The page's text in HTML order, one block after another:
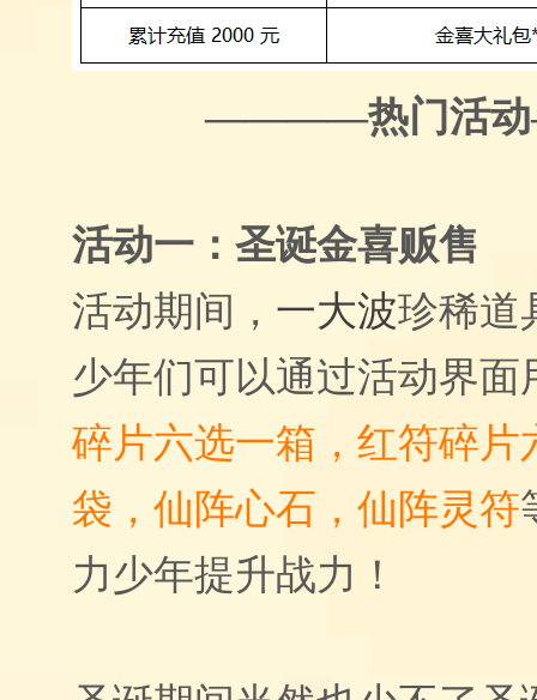
————热门活
活动一： 圣诞金喜贩售
活动期间， 一大波珍稀道
少年们可以通过活动界面
碎片六选一箱，红符碎片
袋，仙阵心石，仙阵灵符
力少年提升战力！